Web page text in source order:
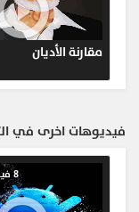
مقارنة الأديان
فيديوهات اخرى في
8 فيديوهات